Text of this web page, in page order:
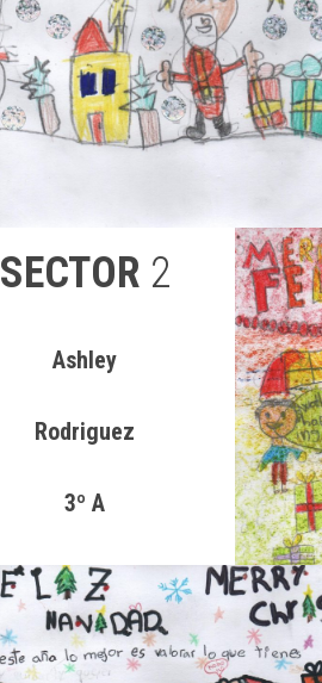
SECTOR 2
Ashley
Rodriguez
3º A